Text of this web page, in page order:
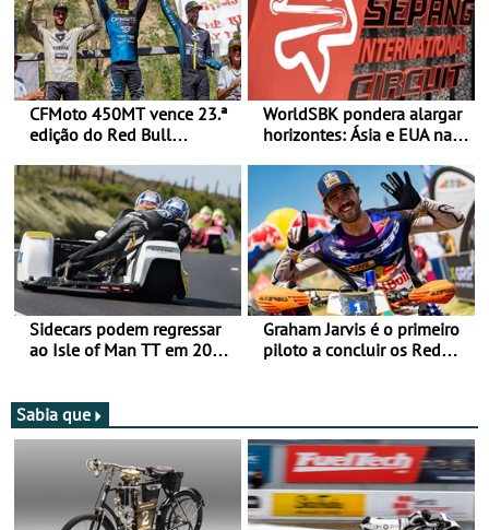
CFMoto 450MT vence 23.ª
edição do Red Bull
Categorias Adventure -
Vitória na Ultimate, Core e
Lite
WorldSBK pondera alargar
horizontes: Ásia e EUA na
Sidecars podem regressar
ao Isle of Man TT em 2027
Graham Jarvis é o primeiro
piloto a concluir os Red
Sabia que